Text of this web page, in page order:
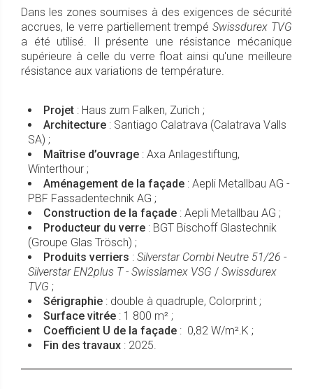
Dans les zones soumises à des exigences de sécurité
accrues, le verre partiellement trempéSwissdurex TVG
a été utilisé. Il présente une résistance mécanique
supérieure à celle du verre float ainsi qu'une meilleure
résistance aux variations de température.
Projet : Haus zum Falken, Zurich ;
Architecture : Santiago Calatrava (Calatrava Valls
SA) ;
Maîtrise d’ouvrage : Axa Anlagestiftung,
Winterthour ;
Aménagement de la façade : Aepli Metallbau AG -
PBF Fassadentechnik AG ;
Construction de la façade : Aepli Metallbau AG ;
Producteur du verre : BGT Bischoff Glastechnik
(Groupe Glas Trösch) ;
Produits verriers : Silverstar Combi Neutre 51/26 -
Silverstar EN2plus T - Swisslamex VSG / Swissdurex
TVG ;
Sérigraphie : double à quadruple, Colorprint ;
Surface vitrée : 1 800 m² ;
Coefficient U de la façade : 0,82 W/m².K ;
Fin des travaux : 2025.